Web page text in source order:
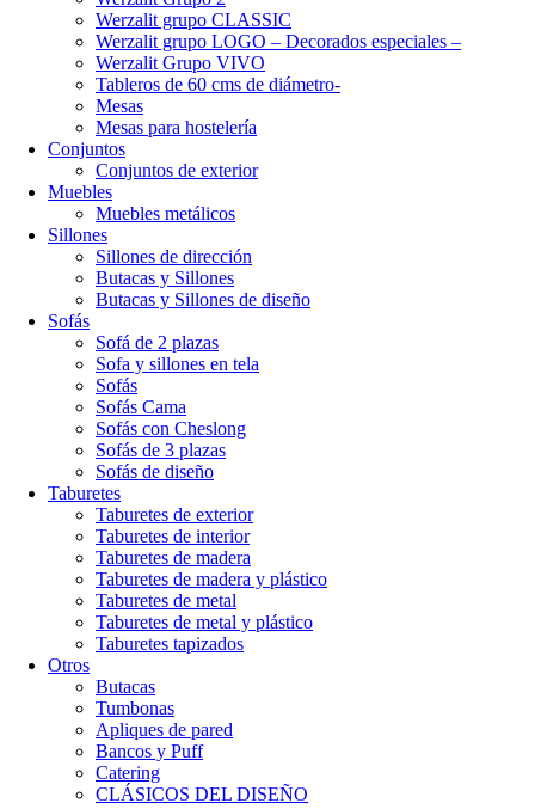
Werzalit grupo CLASSIC
Werzalit grupo LOGO – Decorados especiales –
Werzalit Grupo VIVO
Tableros de 60 cms de diámetro-
Mesas
Mesas para hostelería
Conjuntos
Conjuntos de exterior
Muebles
Muebles metálicos
Sillones
Sillones de dirección
Butacas y Sillones
Butacas y Sillones de diseño
Sofás
Sofá de 2 plazas
Sofa y sillones en tela
Sofás
Sofás Cama
Sofás con Cheslong
Sofás de 3 plazas
Sofás de diseño
Taburetes
Taburetes de exterior
Taburetes de interior
Taburetes de madera
Taburetes de madera y plástico
Taburetes de metal
Taburetes de metal y plástico
Taburetes tapizados
Otros
Butacas
Tumbonas
Apliques de pared
Bancos y Puff
Catering
CLÁSICOS DEL DISEÑO